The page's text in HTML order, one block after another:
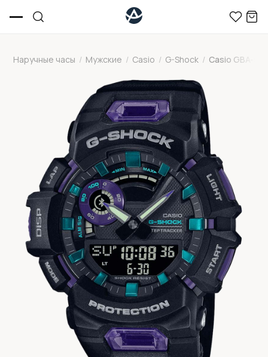
Наручные часы / Мужские / Casio / G-Shock / Casio GBA-